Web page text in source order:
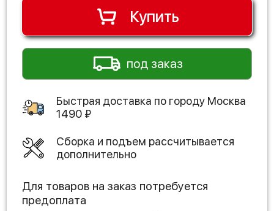
Купить
под заказ
Быстрая доставка по городу Москва
1490 ₽
Сборка и подъем рассчитывается
дополнительно
Для товаров на заказ потребуется
предоплата